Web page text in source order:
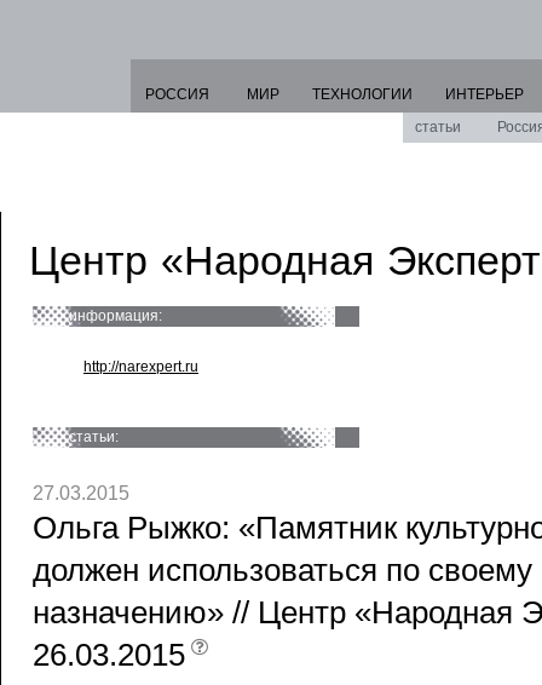
РОССИЯ МИР ТЕХНОЛОГИИ
ИНТЕРЬЕР
статьи
Центр «Народная
информация:
http://narexpert.ru
статьи:
27.03.2015
Ольга Рыжко: «Памятник
должен использоваться по
назначению» // Центр «Народная
26.03.2015